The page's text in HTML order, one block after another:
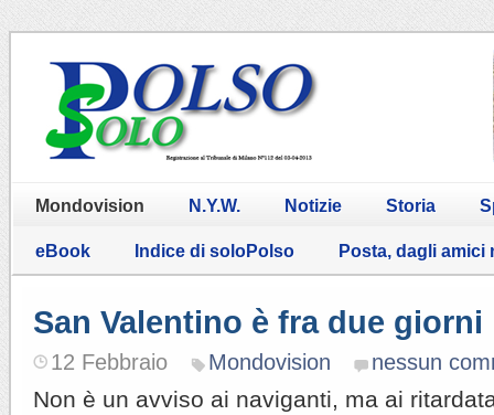
Mondovision N.Y.W. Notizie Storia
eBook Indice di soloPolso Posta, dagli amici
San Valentino è fra due giorni
12 Febbraio Mondovision nessun
Non è un avviso ai naviganti, ma ai